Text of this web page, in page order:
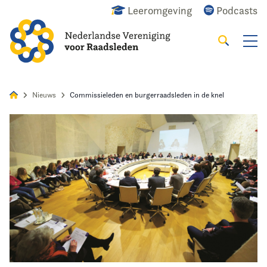
Leeromgeving Podcasts
Zoeken
Agenda
Nieuws
Opleiding
Kennis & Informatie
Nieuws Commissieleden en burgerraadsleden in de knel